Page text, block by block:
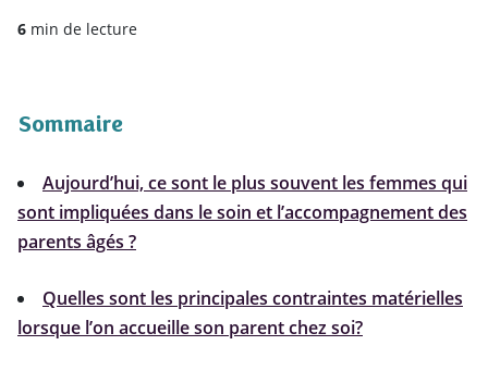
6 min de lecture
Sommaire
Aujourd’hui, ce sont le plus souvent les femmes qui
sont impliquées dans le soin et l’accompagnement des
parents âgés ?
Quelles sont les principales contraintes matérielles
lorsque l’on accueille son parent chez soi?